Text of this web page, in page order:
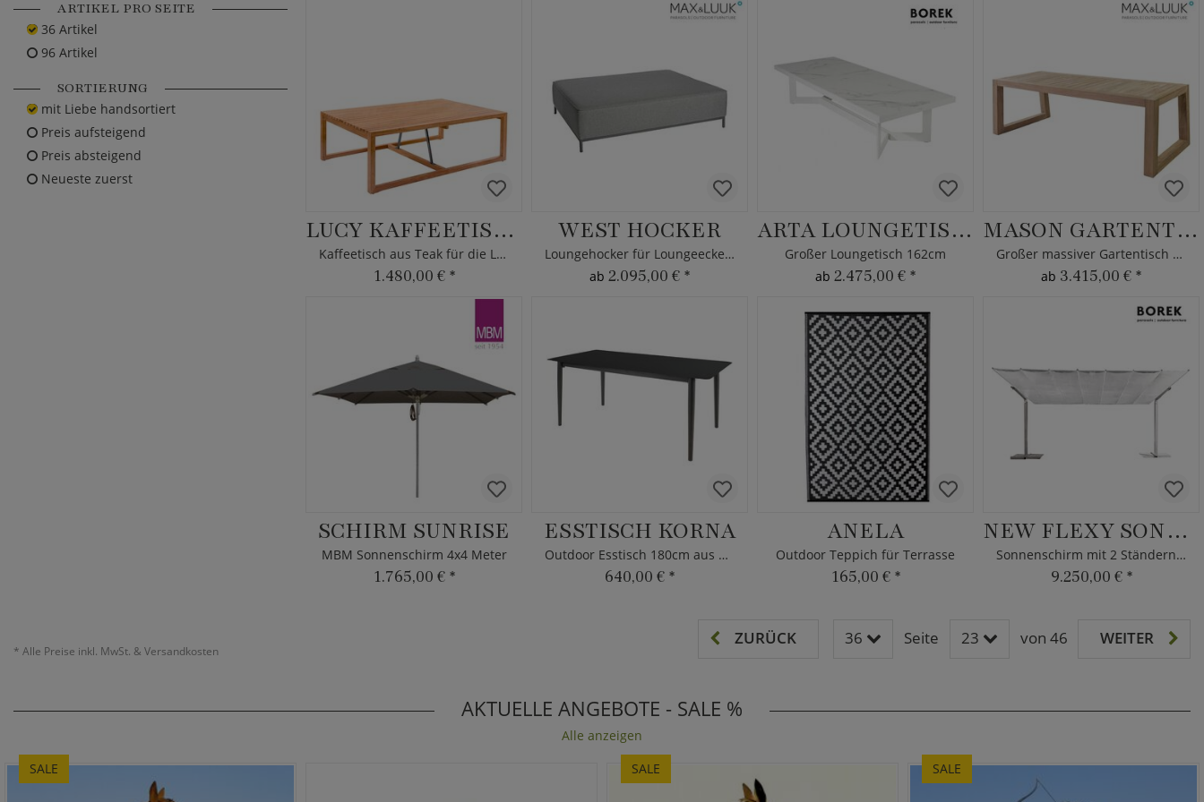
LUCY KAFFEETISCH
Kaffeetisch aus Teak für die Loungeecke
1.480,00 € *
WEST HOCKER
Loungehocker für Loungeecke West
ab 2.095,00 € *
ARTA LOUNGETISCH
Großer Loungetisch 162cm
ab 2.475,00 € *
MASON GARTENTISCH
Großer massiver Gartentisch aus Teakholz
ab 3.415,00 € *
SCHIRM SUNRISE
MBM Sonnenschirm 4x4 Meter
1.765,00 € *
ESSTISCH KORNA
Outdoor Esstisch 180cm aus Alu
640,00 € *
ANELA
Outdoor Teppich für Terrasse
165,00 € *
NEW FLEXY SONNENSCHUTZ
Sonnenschirm mit 2 Ständern - Borek - kippbar
9.250,00 € *
ARTIKEL PRO SEITE
36 Artikel
96 Artikel
SORTIERUNG
mit Liebe handsortiert
Preis aufsteigend
Preis absteigend
Neueste zuerst
* Alle Preise inkl. MwSt. & Versandkosten
ZURÜCK 36 Seite 23 von 46 WEITER
AKTUELLE ANGEBOTE - SALE %
Alle anzeigen
SALE
SALE SALE